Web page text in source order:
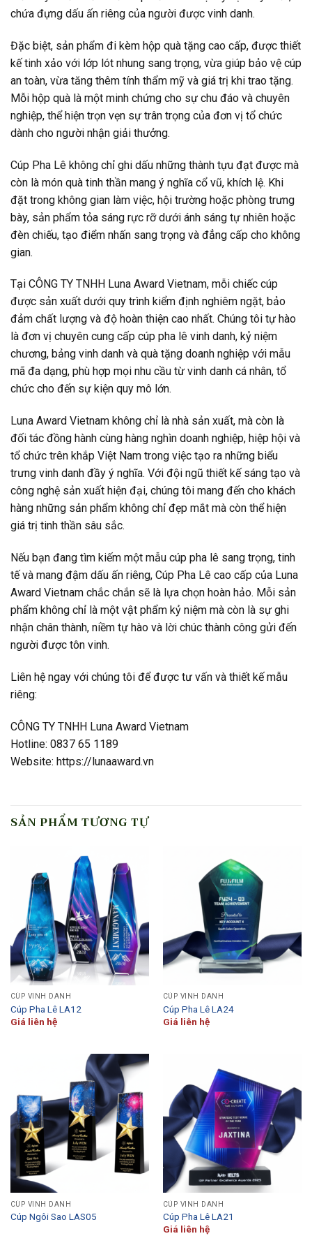
chứa đựng dấu ấn riêng của người được vinh danh.
Đặc biệt, sản phẩm đi kèm hộp quà tặng cao cấp, được thiết
kế tinh xảo với lớp lót nhung sang trọng, vừa giúp bảo vệ cúp
an toàn, vừa tăng thêm tính thẩm mỹ và giá trị khi trao tặng.
Mỗi hộp quà là một minh chứng cho sự chu đáo và chuyên
nghiệp, thể hiện trọn vẹn sự trân trọng của đơn vị tổ chức
dành cho người nhận giải thưởng.
Cúp Pha Lê không chỉ ghi dấu những thành tựu đạt được mà
còn là món quà tinh thần mang ý nghĩa cổ vũ, khích lệ. Khi
đặt trong không gian làm việc, hội trường hoặc phòng trưng
bày, sản phẩm tỏa sáng rực rỡ dưới ánh sáng tự nhiên hoặc
đèn chiếu, tạo điểm nhấn sang trọng và đẳng cấp cho không
gian.
Tại CÔNG TY TNHH Luna Award Vietnam, mỗi chiếc cúp
được sản xuất dưới quy trình kiểm định nghiêm ngặt, bảo
đảm chất lượng và độ hoàn thiện cao nhất. Chúng tôi tự hào
là đơn vị chuyên cung cấp cúp pha lê vinh danh, kỷ niệm
chương, bảng vinh danh và quà tặng doanh nghiệp với mẫu
mã đa dạng, phù hợp mọi nhu cầu từ vinh danh cá nhân, tổ
chức cho đến sự kiện quy mô lớn.
Luna Award Vietnam không chỉ là nhà sản xuất, mà còn là
đối tác đồng hành cùng hàng nghìn doanh nghiệp, hiệp hội và
tổ chức trên khắp Việt Nam trong việc tạo ra những biểu
trưng vinh danh đầy ý nghĩa. Với đội ngũ thiết kế sáng tạo và
công nghệ sản xuất hiện đại, chúng tôi mang đến cho khách
hàng những sản phẩm không chỉ đẹp mắt mà còn thể hiện
giá trị tinh thần sâu sắc.
Nếu bạn đang tìm kiếm một mẫu cúp pha lê sang trọng, tinh
tế và mang đậm dấu ấn riêng, Cúp Pha Lê cao cấp của Luna
Award Vietnam chắc chắn sẽ là lựa chọn hoàn hảo. Mỗi sản
phẩm không chỉ là một vật phẩm kỷ niệm mà còn là sự ghi
nhận chân thành, niềm tự hào và lời chúc thành công gửi đến
người được tôn vinh.
Liên hệ ngay với chúng tôi để được tư vấn và thiết kế mẫu
riêng:
CÔNG TY TNHH Luna Award Vietnam
Hotline: 0837 65 1189
Website: https://lunaaward.vn
SẢN PHẨM TƯƠNG TỰ
CÚP VINH DANH
Cúp Pha Lê LA12
Giá liên hệ
CÚP VINH DANH
Cúp Pha Lê LA24
Giá liên hệ
CÚP VINH DANH
Cúp Ngôi Sao LAS05
CÚP VINH DANH
Cúp Pha Lê LA21
Giá liên hệ